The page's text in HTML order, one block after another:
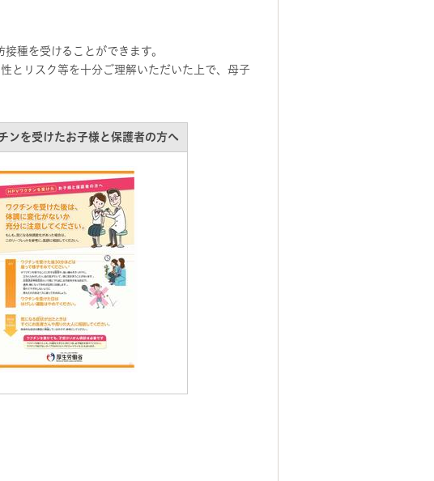
種を受けることができます。
とリスク等を十分ご理解いただいた上で、母子
ンを受けたお子様と保護者の方へ